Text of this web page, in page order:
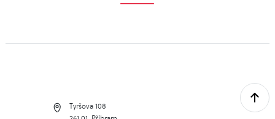
Tyršova 108